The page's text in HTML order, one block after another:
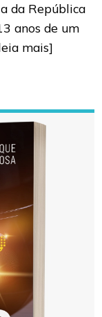
da República
anos de um
mais]